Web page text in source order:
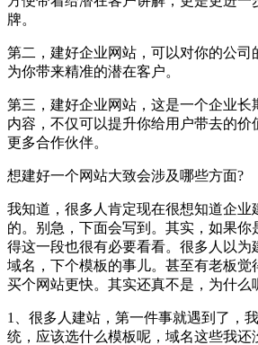
牌。
第二，建好企业网站，可以对你的公司
为你带来精准的潜在客户。
第三，建好企业网站，这是一个企业长
内容，不仅可以提升你给用户带去的价
更多合作伙伴。
想建好一个网站大致会涉及哪些方面?
我知道，很多人肯定现在很想知道企业
的。别急，下面会写到。其实，如果你
得这一段也很有必要看看。很多人以为
域名，下个模板的事儿。甚至有老板觉
买个网站更快。其实还真不是，为什么
1、很多人建站，第一件事就遇到了，
统，应该选什么模板呢，域名这些我还